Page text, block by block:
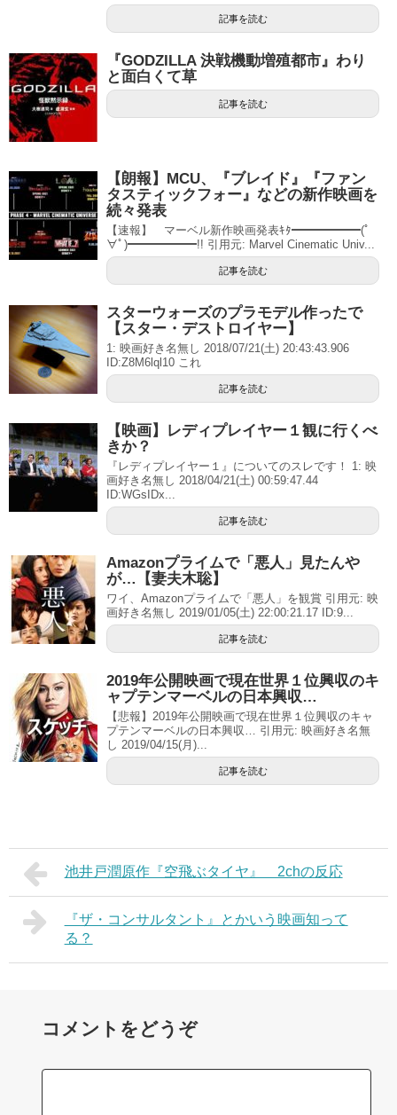
記事を読む
『GODZILLA 決戦機動増殖都市』わり
と面白くて草
記事を読む
【朗報】MCU、『ブレイド』『ファン
タスティックフォー』などの新作映画を
続々発表
【速報】 マーベル新作映画発表ｷﾀ━━━━━━(ﾟ
∀ﾟ)━━━━━━!! 引用元: Marvel Cinematic Univ...
記事を読む
スターウォーズのプラモデル作ったで
【スター・デストロイヤー】
1: 映画好き名無し 2018/07/21(土) 20:43:43.906
ID:Z8M6lql10 これ
記事を読む
【映画】レディプレイヤー１観に行くべ
きか？
『レディプレイヤー１』についてのスレです！ 1: 映
画好き名無し 2018/04/21(土) 00:59:47.44
ID:WGsIDx...
記事を読む
Amazonプライムで「悪人」見たんや
が…【妻夫木聡】
ワイ、Amazonプライムで「悪人」を観賞 引用元: 映
画好き名無し 2019/01/05(土) 22:00:21.17 ID:9...
記事を読む
2019年公開映画で現在世界１位興収のキ
ャプテンマーベルの日本興収…
【悲報】2019年公開映画で現在世界１位興収のキャ
プテンマーベルの日本興収… 引用元: 映画好き名無
し 2019/04/15(月)...
記事を読む
池井戸潤原作『空飛ぶタイヤ』 2chの反応
『ザ・コンサルタント』とかいう映画知って
る？
コメントをどうぞ